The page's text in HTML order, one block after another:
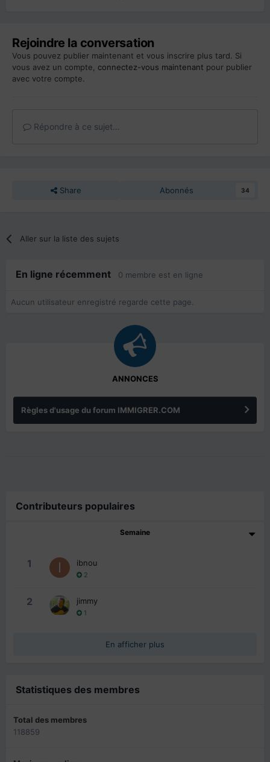
Rejoindre la conversation
Vous pouvez publier maintenant et vous inscrire plus tard. Si
vous avez un compte, connectez-vous maintenant pour publier
avec votre compte.
Répondre à ce sujet…
Share Abonnés 34
Aller sur la liste des sujets
En ligne récemment 0 membre est en ligne
Aucun utilisateur enregistré regarde cette page.
ANNONCES
Règles d'usage du forum IMMIGRER.COM
Contributeurs populaires
Semaine
1 ibnou
2
2 jimmy
1
En afficher plus
Statistiques des membres
Total des membres
118859